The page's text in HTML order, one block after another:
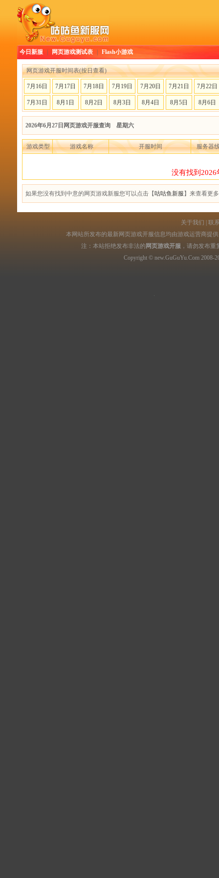
今日新服 网页游戏测试表 Flash小游戏
网页游戏开服时间表(按日查看)
7月16日 7月17日 7月18日 7月19日 7月20日 7月21日 7月22日
7月31日 8月1日 8月2日 8月3日 8月4日 8月5日 8月6日
2026年6月27日网页游戏开服查询 星期六
游戏类型 游戏名称 开服时间 服务器
没有找到
如果您没有找到中意的网页游戏新服您可以点击【咕咕鱼新服 】来查看更
关于我们
联
本网站所发布的最新网页游戏开服信息均由游戏运营商提
注：本站拒绝发布非法的 网页游戏开服 ，请勿发布重
Copyright © new.GuGuYu.Com 2008-